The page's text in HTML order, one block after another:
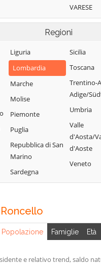
Misinto
Muggiò
Verano
Villasanta
Vimercate
VARESE
Regioni
Liguria
Lombardia
Marche
Molise
Piemonte
Puglia
Repubblica di San
Marino
Sardegna
Sicilia
Toscana
Trentino-
Adige/
Umbria
Valle
d'Aosta/
d'Aoste
Veneto
Roncello
Popolazione Famiglie Età
e relativo trend, saldo